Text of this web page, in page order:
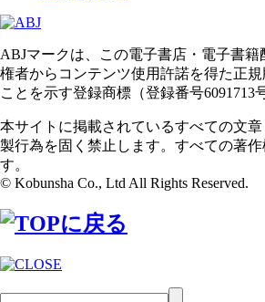
ABJマークは、この電子書店・電子書
権者からコンテンツ使用許諾を得た正
ことを示す登録商標（登録番号6091713
本サイトに掲載されているすべての文
製行為を固く禁止します。すべての著
す。
© Kobunsha Co., Ltd All Rights Reserved.